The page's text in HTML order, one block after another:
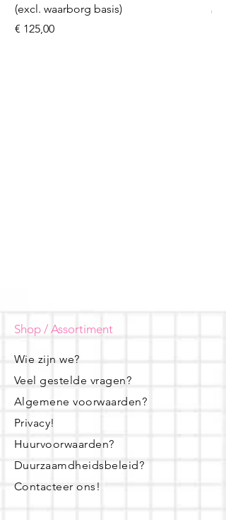
(excl. waarborg basis)
Prijs
€ 125,00
Prijs
€
Shop / Assortiment
Wie zijn we?
Veel gestelde vragen?
Algemene voorwaarden?
Privacy!
Huurvoorwaarden?
Duurzaamdheidsbeleid?
Contacteer ons!